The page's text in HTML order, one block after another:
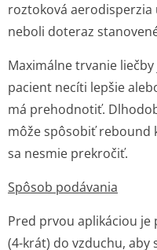
roztoková aerodisperzia
neboli doteraz
Maximálne trvanie
pacient necíti lepšie
má prehodnotiť.
môže spôsobiť rebound
sa nesmie prekročiť.
Spôsob podávania
Pred prvou aplikáciou
(4-krát) do vzduchu, aby